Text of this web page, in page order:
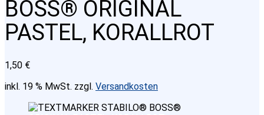
BOSS® ORIGINAL
PASTEL, KORALLROT
1,50 €
inkl. 19 % MwSt. zzgl. Versandkosten